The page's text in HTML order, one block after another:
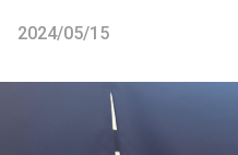
2024/05/15